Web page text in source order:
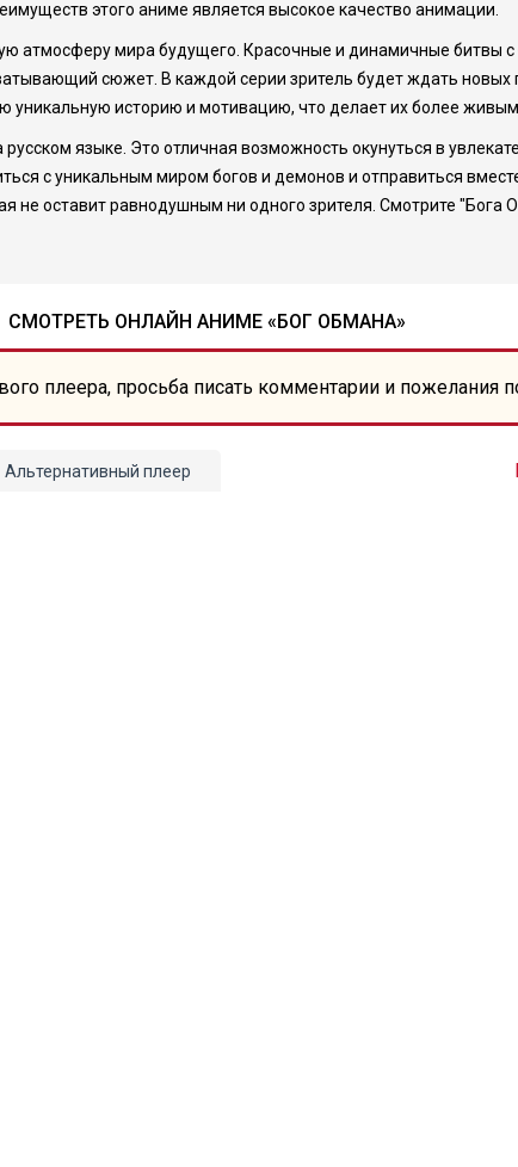
этого аниме является высокое качество анимации.
атмосферу мира будущего. Красочные и динамичные битвы
сюжет. В каждой серии зритель будет ждать
историю и мотивацию, что делает их более
языке. Это отличная возможность окунуться в
с уникальным миром богов и демонов и отправиться
оставит равнодушным ни одного зрителя. Смотрите "Бога
СМОТРЕТЬ ОНЛАЙН АНИМЕ «БОГ ОБМАНА»
плеера, просьба писать комментарии и пожелания
Альтернативный плеер